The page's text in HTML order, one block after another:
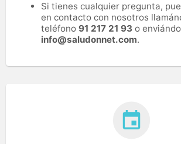
Si tienes cualquier pregunta,
en contacto con nosotros
teléfono 91 217 21 93 o
info@saludonnet.com.